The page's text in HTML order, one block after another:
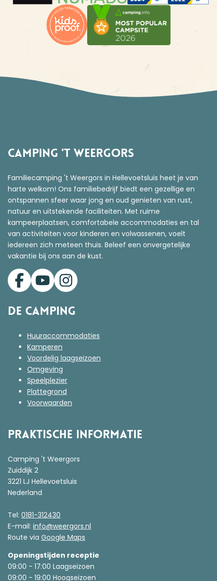
Camping 't Weergors
Familiecamping 't Weergors in Hellevoetsluis heet je van
harte welkom! Ons familiebedrijf biedt een gezellige en
ontspannen sfeer waar jong en oud genieten van rust,
natuur en uitstekende faciliteiten. Met ruime
kampeerplaatsen, comfortabele accommodaties en tal
van activiteiten voor kinderen en volwassenen, voelt
iedereen zich meteen thuis. Beleef een onvergetelijke
vakantie bij ons aan de kust.
De Camping
Huuraccommodaties
Kamperen
Voordelig laagseizoen
Omgeving
Speelplezier
Plattegrond
Voorwaarden
Praktische informatie
Camping 't Weergors
Zuiddijk 2
3221 LJ Hellevoetsluis
Nederland
Tel: 0181-312430
E-mail: info@weergors.nl
Route via Google Maps
Openingstijden receptie
09:00 - 17:00 Laagseizoen
09:00 - 19:00 Hoogseizoen